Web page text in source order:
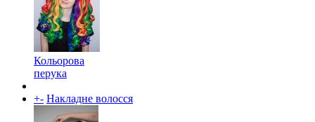
Кольорова
перука
+- Накладне волосся